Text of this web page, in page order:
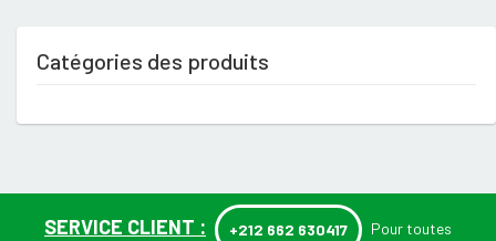
Catégories des produits
SERVICE CLIENT : +212 662 630417 Pour toutes